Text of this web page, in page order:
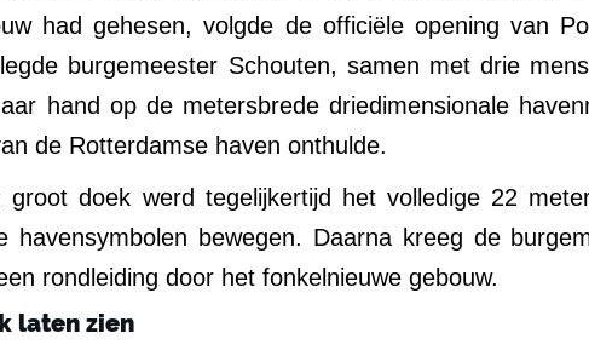
had gehesen, volgde de officiële opening van
burgemeester Schouten, samen met drie
hand op de metersbrede driedimensionale
de Rotterdamse haven onthulde.
doek werd tegelijkertijd het volledige 22
havensymbolen bewegen. Daarna kreeg de
rondleiding door het fonkelnieuwe gebouw.
laten zien